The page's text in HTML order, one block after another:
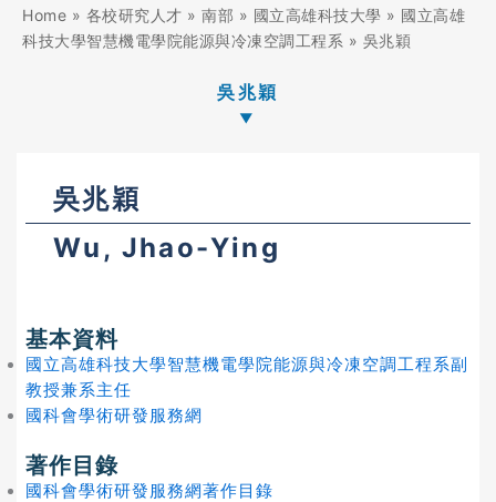
Home » 各校研究人才 » 南部 » 國立高雄科技大學 » 國立高雄
科技大學智慧機電學院能源與冷凍空調工程系 » 吳兆穎
吳兆穎
吳兆穎
Wu, Jhao-Ying
基本資料
國立高雄科技大學智慧機電學院能源與冷凍空調工程系副
教授兼系主任
國科會學術研發服務網
著作目錄
國科會學術研發服務網著作目錄